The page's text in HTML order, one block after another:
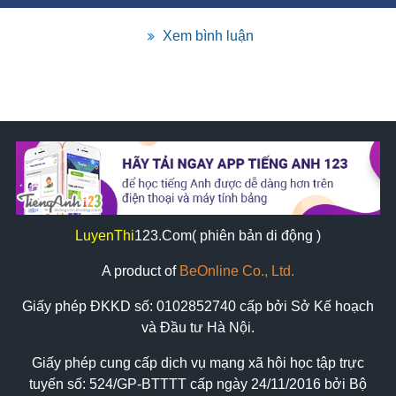
Xem bình luận
LuyenThi123.Com( phiên bản di động )
A product of BeOnline Co., Ltd.
Giấy phép ĐKKD số: 0102852740 cấp bởi Sở Kế hoạch
và Đầu tư Hà Nội.
Giấy phép cung cấp dịch vụ mạng xã hội học tập trực
tuyến số: 524/GP-BTTTT cấp ngày 24/11/2016 bởi Bộ